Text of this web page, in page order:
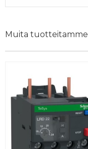
Muita tuotteitamme